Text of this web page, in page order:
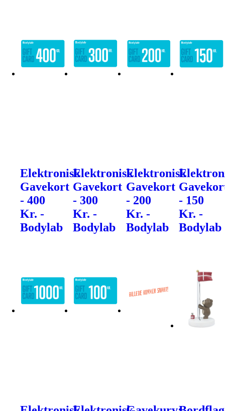
Elektronisk
Gavekort
- 400
Kr. -
Bodylab
Elektronisk
Gavekort
- 300
Kr. -
Bodylab
Elektronisk
Gavekort
- 200
Kr. -
Bodylab
- 150
Kr. -
Bodylab